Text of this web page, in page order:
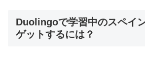
Duolingoで学習中のスペイ
ゲットするには？